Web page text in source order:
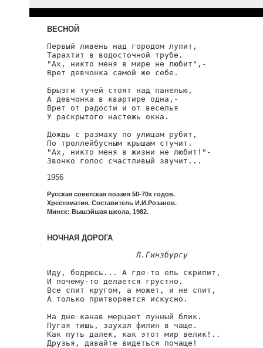
ВЕСНОЙ
Первый ливень над городом лупит,
Тарахтит в водосточной трубе.
"Ах, никто меня в мире не любит",-
Врет девчонка самой же себе.
Брызги тучей стоят над панелью,
А девчонка в квартире одна,-
Врет от радости и от веселья
У раскрытого настежь окна.
Дождь с размаху по улицам рубит,
По троллейбусным крышам стучит.
"Ах, никто меня в жизни не любит!"-
Звонко голос счастливый звучит...
1956
Русская советская поэзия 50-70х годов.
Хрестоматия. Составитель И.И.Розанов.
Минск: Вышэйшая школа, 1982.
НОЧНАЯ ДОРОГА
Л.Гинзбургу
Иду, бодрюсь... А где-то ель скрипит,
И почему-то делается грустно.
Все спит кругом, а может, и не спит,
А только притворяется искусно.
На дне канав мерцает лунный блик.
Пугая тишь, заухал филин в чаще.
Как путь далек, как этот мир велик!..
Друзья, давайте видеться почаще!